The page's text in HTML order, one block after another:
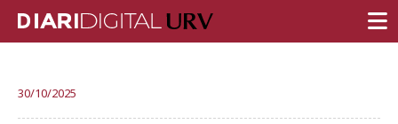
INVESTIGACIÓN
30/10/2025